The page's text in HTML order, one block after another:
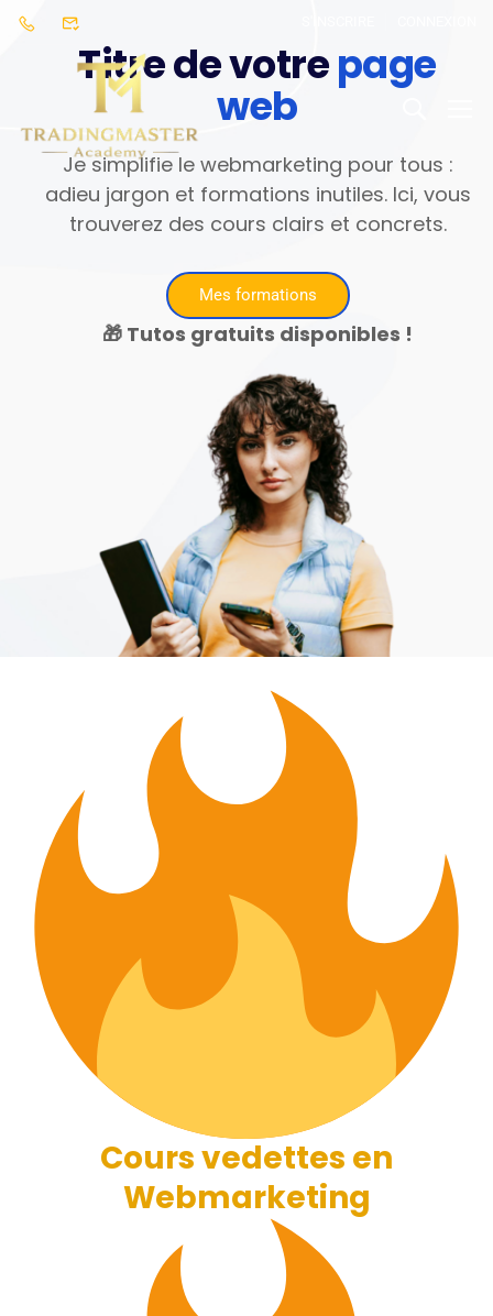
Titre de votrepage
web
Je simplifie le webmarketing pour tous :
adieu jargon et formations inutiles. Ici, vous
trouverez des cours clairs et concrets.
Mes formations
🎁 Tutos gratuits disponibles !
Cours vedettes en
Webmarketing